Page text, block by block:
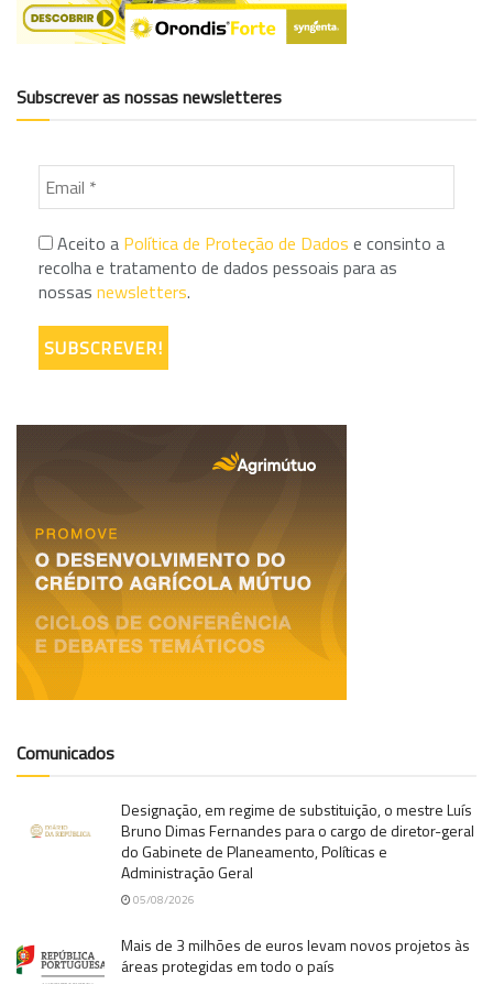
Subscrever as nossas newsletteres
Aceito a Política de Proteção de Dados e consinto a
recolha e tratamento de dados pessoais para as
nossas newsletters.
Comunicados
Designação, em regime de substituição, o mestre Luís
Bruno Dimas Fernandes para o cargo de diretor-geral
do Gabinete de Planeamento, Políticas e
Administração Geral
05/08/2026
Mais de 3 milhões de euros levam novos projetos às
áreas protegidas em todo o país